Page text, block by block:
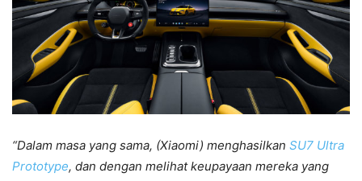
“Dalam masa yang sama, (Xiaomi) menghasilkan SU7 Ultra
Prototype, dan dengan melihat keupayaan mereka yang